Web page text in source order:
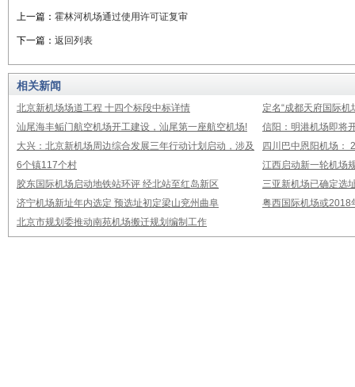
上一篇： 霍林河机场通过使用许可证复审
下一篇： 返回列表
相关新闻
北京新机场场道工程 十四个标段中标详情
定名“成都天府国际
汕尾海丰鲘门航空机场开工建设，汕尾第一座航空机场!
信阳：明港机场即将
大兴：北京新机场周边综合发展三年行动计划启动，涉及
6个镇117个村
四川巴中恩阳机场：
江西启动新一轮机场
胶东国际机场启动地铁站环评 经北站至红岛新区
三亚新机场已确定选
济宁机场新址年内选定 预选址初定梁山兖州曲阜
粤西国际机场或2018
北京市规划委推动南苑机场搬迁规划编制工作